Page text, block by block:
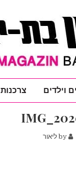
וילדים צרכנות
ליאור